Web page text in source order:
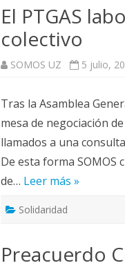
El PTGAS
colectivo
SOMOS UZ 5 julio,
Tras la Asamblea
mesa de negociación
llamados a una
De esta forma
de… Leer más »
Solidaridad
Preacuerdo